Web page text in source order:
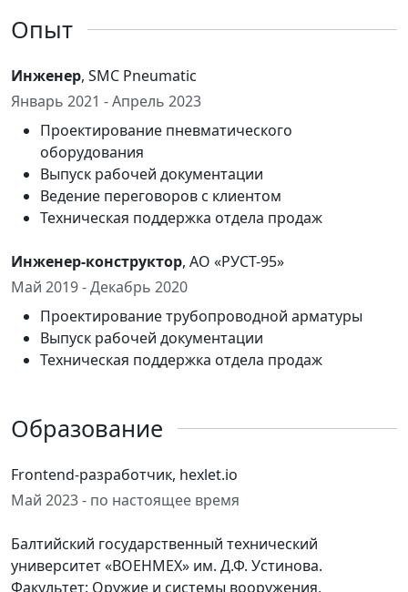
Опыт
Инженер, SMC Pneumatic
Январь 2021 - Апрель 2023
Проектирование пневматического
оборудования
Выпуск рабочей документации
Ведение переговоров с клиентом
Техническая поддержка отдела продаж
Инженер-конструктор, АО «РУСТ-95»
Май 2019 - Декабрь 2020
Проектирование трубопроводной арматуры
Выпуск рабочей документации
Техническая поддержка отдела продаж
Образование
Frontend-разработчик, hexlet.io
Май 2023 - по настоящее время
Балтийский государственный технический
университет «ВОЕНМЕХ» им. Д.Ф. Устинова.
Факультет: Оружие и системы вооружения,